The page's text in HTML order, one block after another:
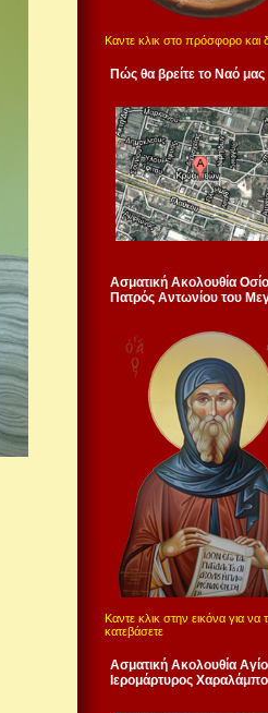
Καντε κλικ στο πρόσφορο και
Πώς θα βρείτε το Ναό μας
Ασματική Ακολουθία
Πατρός Αντωνίου του
Καντε κλικ στην εικόνα για να
κατεβάσετε
Ασματική Ακολουθία
Ιερομάρτυρος